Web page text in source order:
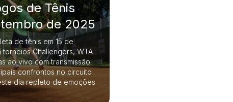
de Tênis
de 2025
de tênis em 15 de
Challengers, WTA
ao vivo com transmissão
confrontos no circuito
dia repleto de emoções